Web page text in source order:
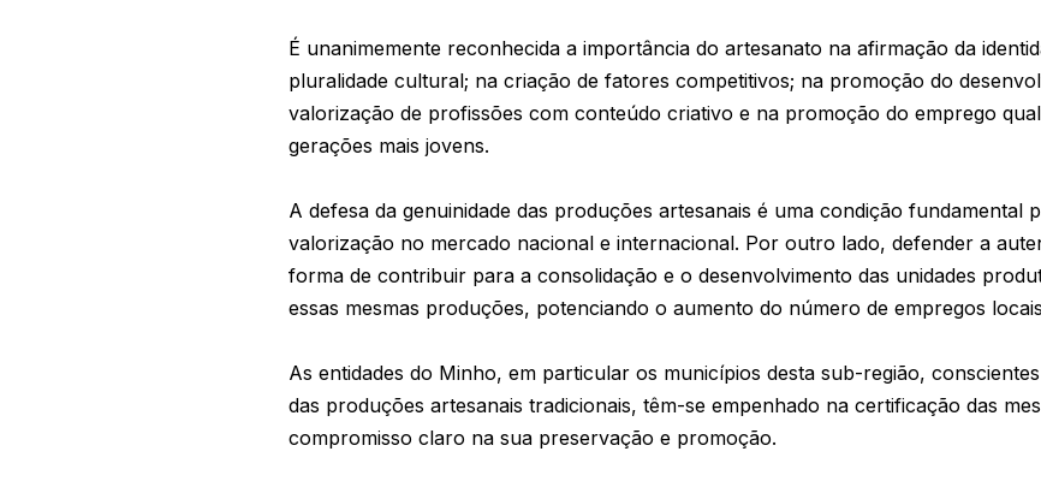
É unanimemente reconhecida a importância do artesanato na afirmação da
pluralidade cultural; na criação de fatores competitivos; na promoção do
valorização de profissões com conteúdo criativo e na promoção do emprego
gerações mais jovens.
A defesa da genuinidade das produções artesanais é uma condição fundamental
valorização no mercado nacional e internacional. Por outro lado, defender a
forma de contribuir para a consolidação e o desenvolvimento das unidades
essas mesmas produções, potenciando o aumento do número de empregos
As entidades do Minho, em particular os municípios desta sub-região,
das produções artesanais tradicionais, têm-se empenhado na certificação das
compromisso claro na sua preservação e promoção.